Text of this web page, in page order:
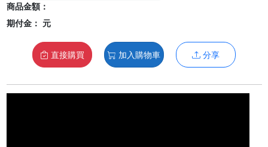
商品金額：
期付金： 元
直接購買 加入購物車 分享